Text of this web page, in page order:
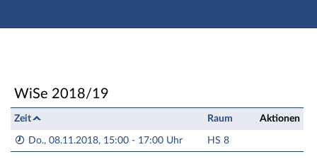
Hauptnavigation
Hauptinhalt
Fußzeile
Seminar/Vorlesung: 2018HA2-71-3 50 Jahre
WiSe 2018/19
Zeit Raum Aktionen
Do., 08.11.2018, 15:00 - 17:00 Uhr HS 8